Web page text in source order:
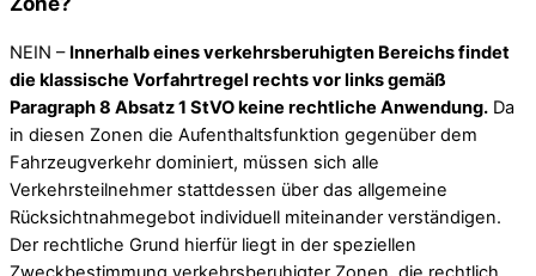
NEIN – Innerhalb eines verkehrsberuhigten Bereichs findet
die klassische Vorfahrtregel rechts vor links gemäß
Paragraph 8 Absatz 1 StVO keine rechtliche Anwendung. Da
in diesen Zonen die Aufenthaltsfunktion gegenüber dem
Fahrzeugverkehr dominiert, müssen sich alle
Verkehrsteilnehmer stattdessen über das allgemeine
Rücksichtnahmegebot individuell miteinander verständigen.
Der rechtliche Grund hierfür liegt in der speziellen